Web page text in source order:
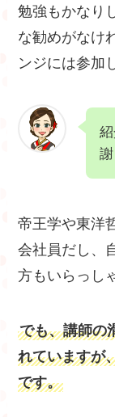
勉強もかなり
な勧めがなけ
ンジには参加
帝王学や東洋
会社員だし、
方もいらっし
でも、講師の
れていますが
です。